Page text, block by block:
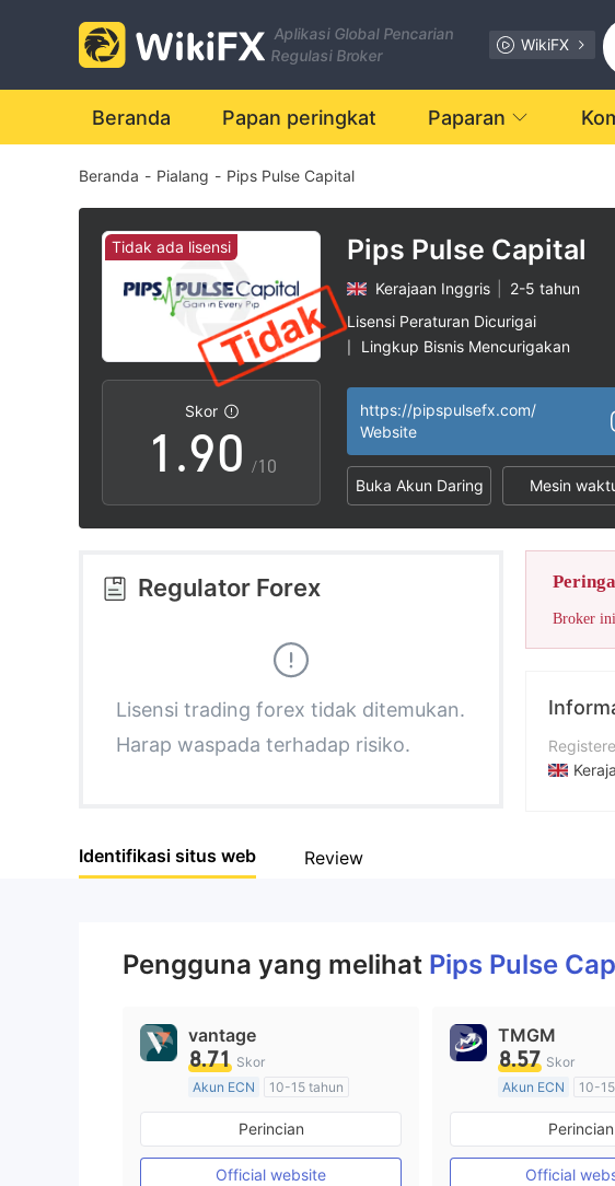
Aplikasi Global Pencarian
Regulasi Broker
WikiFX
Beranda Papan peringkat Paparan
Beranda - Pialang - Pips Pulse Capital
Tidak ada lisensi
Skor
0
1
2
3
5
6
7
8
9
.
3
4
5
6
7
8
90
1
2
4
5
7
8
9
/10
Pips Pulse Capital
Kerajaan Inggris
2-5 tahun
Lisensi Peraturan Dicurigai
Lingkup Bisnis Mencurigakan
https://pipspulsefx.com/
Website
Buka Akun Daring Mesin
Regulator Forex
Lisensi trading forex tidak ditemukan.
Harap waspada terhadap risiko.
Broker
Identifikasi situs web Review
Pengguna yang melihat Pips Pulse
vantage
8.71 Skor
Akun ECN
10-15 tahun
Diatur di Australia
Market Maker (MM)
Lisensi Penuh MT4
Perincian
Official website
TMGM
8.57 Skor
Akun ECN
10-
Diatur di Australia
Market Maker
Lisensi Penuh
Perincian
Official